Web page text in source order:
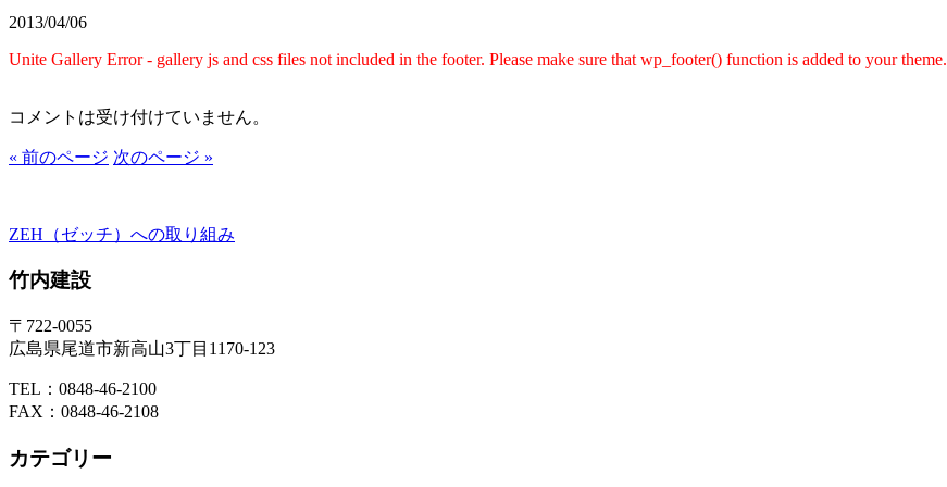
2013/04/06
Unite Gallery Error - gallery js and css files not included in the footer. Please make sure that wp_footer() function is added to your theme.
コメントは受け付けていません。
« 前のページ 次のページ »
ZEH（ゼッチ）への取り組み
竹内建設
〒722-0055
広島県尾道市新高山3丁目1170-123
TEL：0848-46-2100
FAX：0848-46-2108
カテゴリー